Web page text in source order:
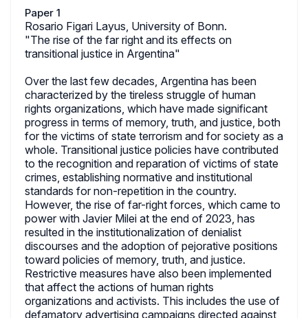
Paper 1
Rosario Figari Layus, University of Bonn.
"The rise of the far right and its effects on
transitional justice in Argentina"
Over the last few decades, Argentina has been
characterized by the tireless struggle of human
rights organizations, which have made significant
progress in terms of memory, truth, and justice, both
for the victims of state terrorism and for society as a
whole. Transitional justice policies have contributed
to the recognition and reparation of victims of state
crimes, establishing normative and institutional
standards for non-repetition in the country.
However, the rise of far-right forces, which came to
power with Javier Milei at the end of 2023, has
resulted in the institutionalization of denialist
discourses and the adoption of pejorative positions
toward policies of memory, truth, and justice.
Restrictive measures have also been implemented
that affect the actions of human rights
organizations and activists. This includes the use of
defamatory advertising campaigns directed against